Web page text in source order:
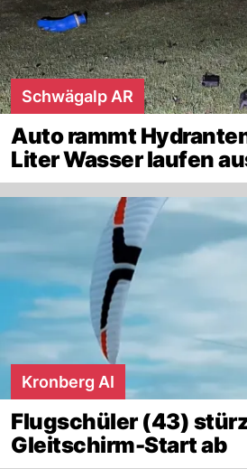
Schwägalp AR
Auto rammt
Liter Wasser laufen
Kronberg AI
Flugschüler (43)
Gleitschirm-Start ab